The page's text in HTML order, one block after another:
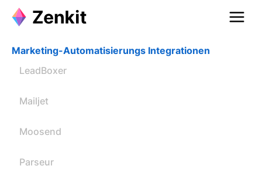
Marketing-Automatisierungs Integrationen
LeadBoxer
Mailjet
Moosend
Parseur